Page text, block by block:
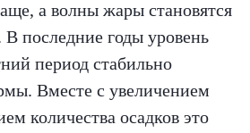
а волны жары становятся
последние годы уровень
период стабильно
Вместе с увеличением
количества осадков это